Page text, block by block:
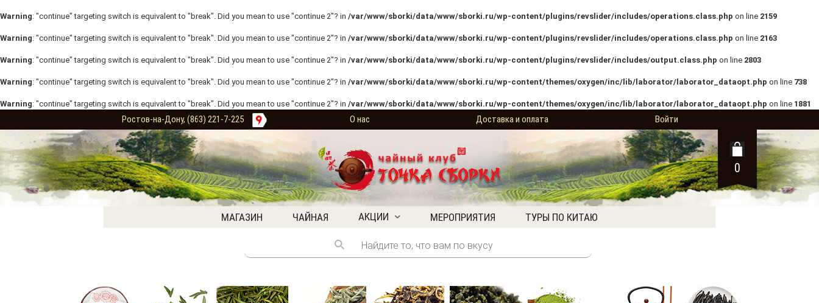
Warning: "continue" targeting switch is equivalent to "break". Did you mean to use "continue 2"? in /var/www/sborki/data/www/sborki.ru/wp-content/plugins/revslider/includes/operations.class.php on line 2159
Warning: "continue" targeting switch is equivalent to "break". Did you mean to use "continue 2"? in /var/www/sborki/data/www/sborki.ru/wp-content/plugins/revslider/includes/operations.class.php on line 2163
Warning: "continue" targeting switch is equivalent to "break". Did you mean to use "continue 2"? in /var/www/sborki/data/www/sborki.ru/wp-content/plugins/revslider/includes/output.class.php on line 2803
Warning: "continue" targeting switch is equivalent to "break". Did you mean to use "continue 2"? in /var/www/sborki/data/www/sborki.ru/wp-content/themes/oxygen/inc/lib/laborator/laborator_dataopt.php on line 738
Warning: "continue" targeting switch is equivalent to "break". Did you mean to use "continue 2"? in /var/www/sborki/data/www/sborki.ru/wp-content/themes/oxygen/inc/lib/laborator/laborator_dataopt.php on line 1881
Ростов-на-Дону, (863) 221-7-225 О нас Доставка и оплата Войти
МАГАЗИН ЧАЙНАЯ АКЦИИ МЕРОПРИЯТИЯ ТУРЫ ПО КИТАЮ
0